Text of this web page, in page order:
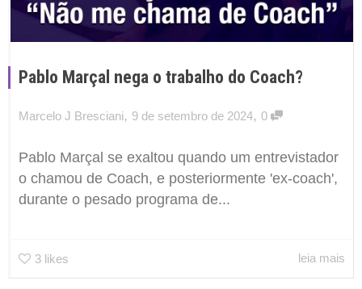
Pablo Marçal nega o trabalho do Coach?
Marcelo J Bresciani, 9 de setembro de 2024, 0
Pablo Marçal se exaltou quando um entrevistador
o chamou de Coach, e posteriormente 'ex-coach',
durante o pesado programa de...
3 likes leia mais